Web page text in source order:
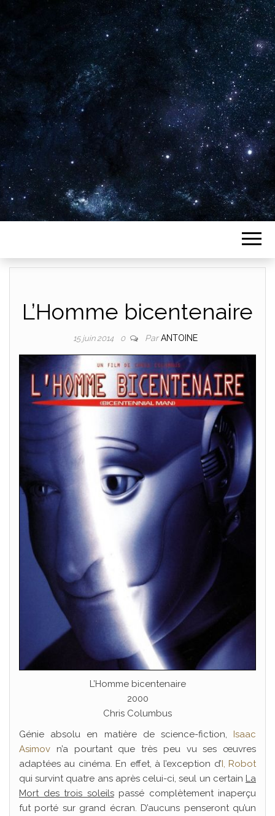
Plus de 2800 critiques de films
L’Homme bicentenaire
15 juin 2014 0 ParANTOINE
L’Homme bicentenaire
2000
Chris Columbus
Génie absolu en matière de science-fiction, Isaac
Asimov n’a pourtant que très peu vu ses œuvres
adaptées au cinéma. En effet, à l’exception d’I, Robot
qui survint quatre ans après celui-ci, seul un certain La
Mort des trois soleilspassé complètement inaperçu
fut porté sur grand écran. D’aucuns penseront qu’un